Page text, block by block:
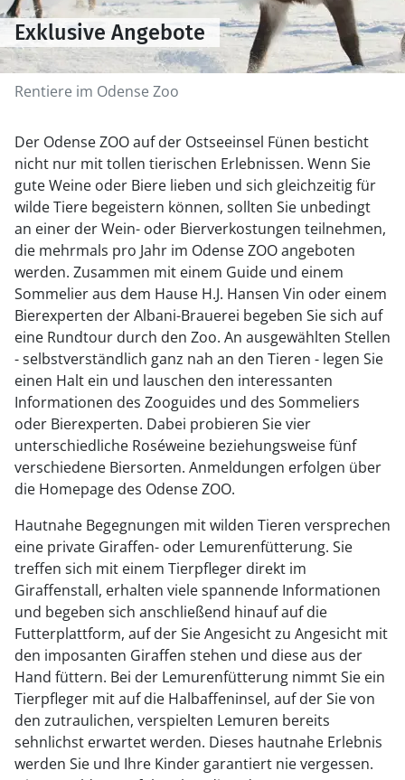
Rentiere im Odense Zoo
Exklusive Angebote
Der Odense ZOO auf der Ostseeinsel Fünen besticht
nicht nur mit tollen tierischen Erlebnissen. Wenn Sie
gute Weine oder Biere lieben und sich gleichzeitig für
wilde Tiere begeistern können, sollten Sie unbedingt
an einer der Wein- oder Bierverkostungen teilnehmen,
die mehrmals pro Jahr im Odense ZOO angeboten
werden. Zusammen mit einem Guide und einem
Sommelier aus dem Hause H.J. Hansen Vin oder einem
Bierexperten der Albani-Brauerei begeben Sie sich auf
eine Rundtour durch den Zoo. An ausgewählten Stellen
- selbstverständlich ganz nah an den Tieren - legen Sie
einen Halt ein und lauschen den interessanten
Informationen des Zooguides und des Sommeliers
oder Bierexperten. Dabei probieren Sie vier
unterschiedliche Roséweine beziehungsweise fünf
verschiedene Biersorten. Anmeldungen erfolgen über
die Homepage des Odense ZOO.
Hautnahe Begegnungen mit wilden Tieren versprechen
eine private Giraffen- oder Lemurenfütterung. Sie
treffen sich mit einem Tierpfleger direkt im
Giraffenstall, erhalten viele spannende Informationen
und begeben sich anschließend hinauf auf die
Futterplattform, auf der Sie Angesicht zu Angesicht mit
den imposanten Giraffen stehen und diese aus der
Hand füttern. Bei der Lemurenfütterung nimmt Sie ein
Tierpfleger mit auf die Halbaffeninsel, auf der Sie von
den zutraulichen, verspielten Lemuren bereits
sehnlichst erwartet werden. Dieses hautnahe Erlebnis
werden Sie und Ihre Kinder garantiert nie vergessen.